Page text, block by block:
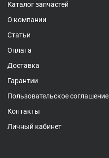
Каталог запчастей
О компании
Статьи
Оплата
Доставка
Гарантии
Пользовательское соглашение
Контакты
Личный кабинет